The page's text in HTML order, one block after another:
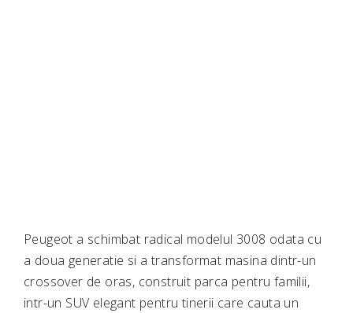
Peugeot a schimbat radical modelul 3008 odata cu
a doua generatie si a transformat masina dintr-un
crossover de oras, construit parca pentru familii,
intr-un SUV elegant pentru tinerii care cauta un